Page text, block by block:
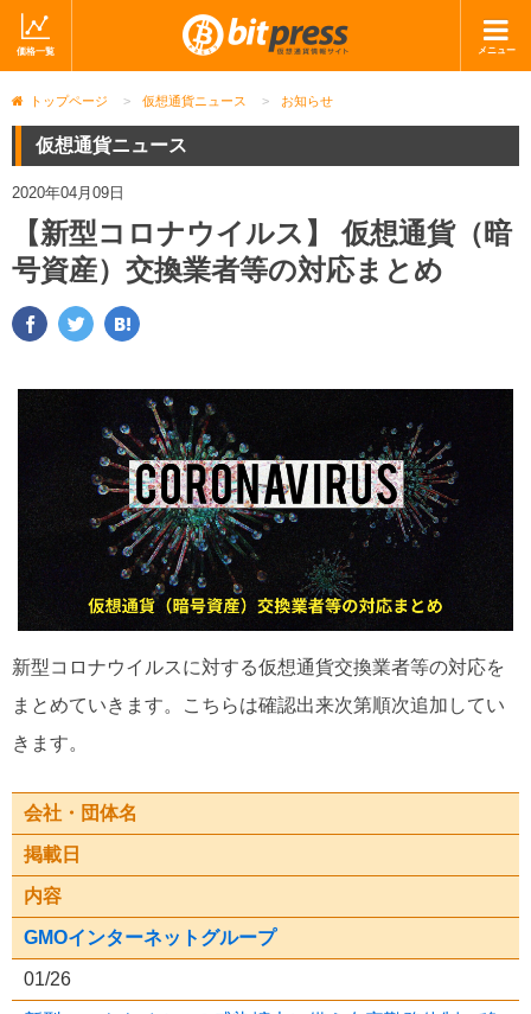
価格一覧 メニュー
ホーム
取引会社
コラム・レポート
ツイッター 動画
ショップ
トップページ > 仮想通貨ニュース > お知らせ
仮想通貨ニュース
2020年04月09日
【新型コロナウイルス】 仮想通貨（暗
号資産）交換業者等の対応まとめ
新型コロナウイルスに対する仮想通貨交換業者等の対応を
まとめていきます。こちらは確認出来次第順次追加してい
きます。
会社・団体名
掲載日
内容
GMOインターネットグループ
01/26